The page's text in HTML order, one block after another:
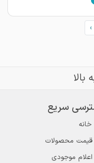
›
سریع
خانه
قیمت محصولات
اعلام موجودی